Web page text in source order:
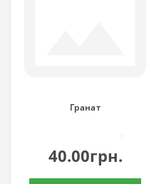
Гранат
40.00грн.